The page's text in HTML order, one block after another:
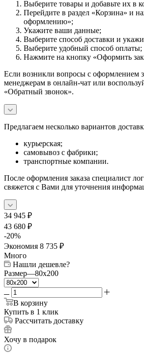
Выберите товары и добавьте их в
Перейдите в раздел «Корзина» и
оформлению»;
Укажите ваши данные;
Выберите способ доставки и
Выберите удобный способ оплаты;
Нажмите на кнопку «Оформить
Если возникли вопросы с оформлением
менеджерам в онлайн-чат или
«Обратный звонок».
Предлагаем несколько вариантов
курьерская;
самовывоз с фабрики;
транспортные компании.
После оформления заказа специалист
свяжется с Вами для уточнения
34 945 ₽
43 680 ₽
-20%
Экономия 8 735 ₽
Много
Нашли дешевле?
Размер—80x200
В корзину
Купить в 1 клик
Рассчитать доставку
Хочу в подарок